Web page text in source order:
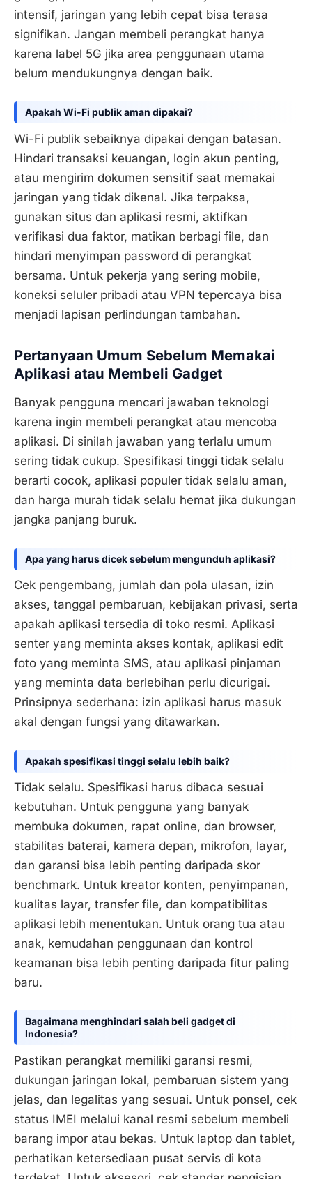
intensif, jaringan yang lebih cepat bisa terasa
signifikan. Jangan membeli perangkat hanya
karena label 5G jika area penggunaan utama
belum mendukungnya dengan baik.
Apakah Wi-Fi publik aman dipakai?
Wi-Fi publik sebaiknya dipakai dengan batasan.
Hindari transaksi keuangan, login akun penting,
atau mengirim dokumen sensitif saat memakai
jaringan yang tidak dikenal. Jika terpaksa,
gunakan situs dan aplikasi resmi, aktifkan
verifikasi dua faktor, matikan berbagi file, dan
hindari menyimpan password di perangkat
bersama. Untuk pekerja yang sering mobile,
koneksi seluler pribadi atau VPN tepercaya bisa
menjadi lapisan perlindungan tambahan.
Pertanyaan Umum Sebelum Memakai
Aplikasi atau Membeli Gadget
Banyak pengguna mencari jawaban teknologi
karena ingin membeli perangkat atau mencoba
aplikasi. Di sinilah jawaban yang terlalu umum
sering tidak cukup. Spesifikasi tinggi tidak selalu
berarti cocok, aplikasi populer tidak selalu aman,
dan harga murah tidak selalu hemat jika dukungan
jangka panjang buruk.
Apa yang harus dicek sebelum mengunduh aplikasi?
Cek pengembang, jumlah dan pola ulasan, izin
akses, tanggal pembaruan, kebijakan privasi, serta
apakah aplikasi tersedia di toko resmi. Aplikasi
senter yang meminta akses kontak, aplikasi edit
foto yang meminta SMS, atau aplikasi pinjaman
yang meminta data berlebihan perlu dicurigai.
Prinsipnya sederhana: izin aplikasi harus masuk
akal dengan fungsi yang ditawarkan.
Apakah spesifikasi tinggi selalu lebih baik?
Tidak selalu. Spesifikasi harus dibaca sesuai
kebutuhan. Untuk pengguna yang banyak
membuka dokumen, rapat online, dan browser,
stabilitas baterai, kamera depan, mikrofon, layar,
dan garansi bisa lebih penting daripada skor
benchmark. Untuk kreator konten, penyimpanan,
kualitas layar, transfer file, dan kompatibilitas
aplikasi lebih menentukan. Untuk orang tua atau
anak, kemudahan penggunaan dan kontrol
keamanan bisa lebih penting daripada fitur paling
baru.
Bagaimana menghindari salah beli gadget di
Indonesia?
Pastikan perangkat memiliki garansi resmi,
dukungan jaringan lokal, pembaruan sistem yang
jelas, dan legalitas yang sesuai. Untuk ponsel, cek
status IMEI melalui kanal resmi sebelum membeli
barang impor atau bekas. Untuk laptop dan tablet,
perhatikan ketersediaan pusat servis di kota